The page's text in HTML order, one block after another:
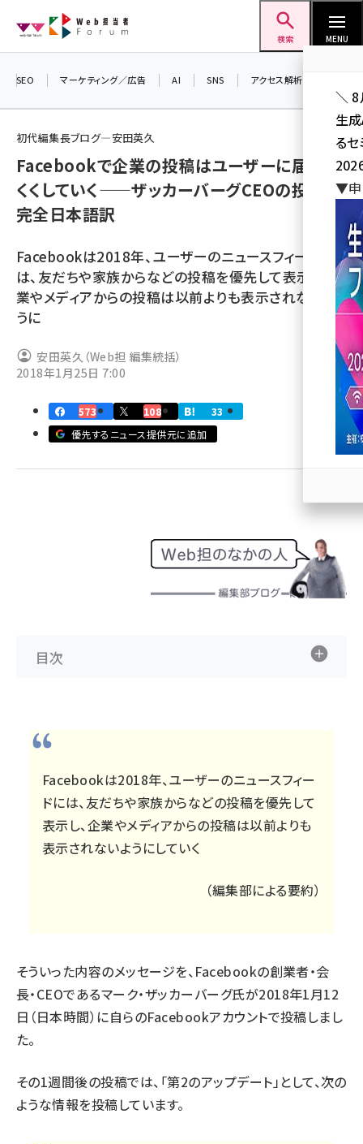
ン
検索 MENU
seo (3536)
ai (2818)
note (2320)
セミナー (2313)
meo (1279)
SEO マーケティング／広告 AI SNS アクセス解析／データ分析
初代編集長ブログ―安田英久
Facebookで企業の投稿はユーザーに届きに
くくしていく――ザッカーバーグCEOの投稿を
完全日本語訳
Facebookは2018年、ユーザーのニュースフィードに
は、友だちや家族からなどの投稿を優先して表示し、企
業やメディアからの投稿は以前よりも表示されないよ
うに
安田英久（Web担 編集統括）
2018年1月25日 7:00
573 108
33
優先するニュース提供元に追加
目次
Facebookは2018年、ユーザーのニュースフィー
ドには、友だちや家族からなどの投稿を優先して
表示し、企業やメディアからの投稿は以前よりも
表示されないようにしていく
（編集部による要約）
そういった内容のメッセージを、Facebookの創業者・会
長・CEOであるマーク・ザッカーバーグ氏が2018年1月12
日（日本時間）に自らのFacebookアカウントで投稿 しまし
た。
その1週間後の投稿では、「第2のアップデート」として、次の
ような情報を投稿しています。
＼ 8
生
る
▼申